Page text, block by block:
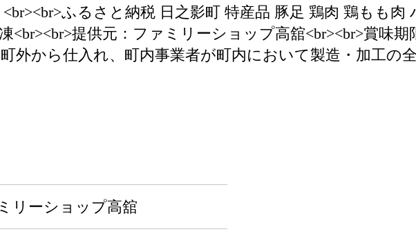
ふるさと納税 日之影町 特産品 豚足 鶏肉 鶏もも
<br><br>提供元：ファミリーショップ高舘<br><br>賞味期
外から仕入れ、町内事業者が町内において製造・加工の
リーショップ高舘